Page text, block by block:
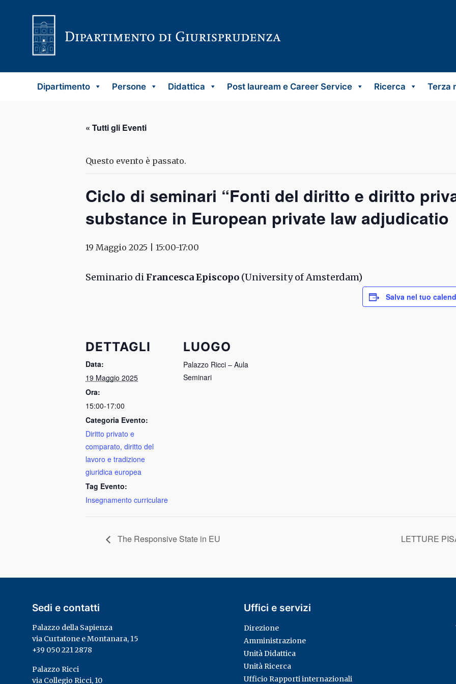
Dipartimento Persone Didattica Post lauream e Career Service Ricerca Terza
« Tutti gli Eventi
Questo evento è passato.
Ciclo di seminari “Fonti del diritto e diritto
substance in European private law adjudicatio
19 Maggio 2025 | 15:00-17:00
Seminario di Francesca Episcopo (University of Amsterdam)
Salva nel tuo
DETTAGLI
Data:
19 Maggio 2025
Ora:
15:00-17:00
Categoria Evento:
Diritto privato e
comparato, diritto del
lavoro e tradizione
giuridica europea
Tag Evento:
Insegnamento curriculare
LUOGO
Palazzo Ricci – Aula
Seminari
The Responsive State in EU LETTURE
Sedi e contatti
Palazzo della Sapienza
via Curtatone e Montanara, 15
+39 050 221 2878
Palazzo Ricci
via Collegio Ricci, 10
Uffici e servizi
Direzione
Amministrazione
Unità Didattica
Unità Ricerca
Ufficio Rapporti internazionali